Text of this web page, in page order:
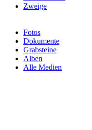
Fotos
Dokumente
Grabsteine
Alben
Alle Medien
Zweige